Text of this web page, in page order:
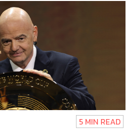
5 MIN READ